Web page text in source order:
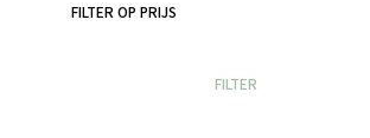
FILTER OP PRIJS
FILTER